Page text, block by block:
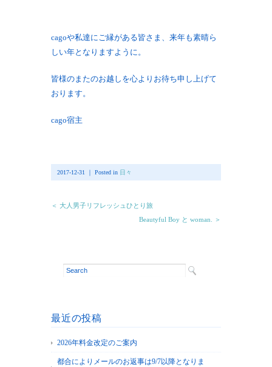
cagoや私達にご縁がある皆さま、来年も素晴ら
しい年となりますように。
皆様のまたのお越しを心よりお待ち申し上げて
おります。
cago宿主
2017-12-31 ｜ Posted in 日々
＜ 大人男子リフレッシュひとり旅
Beautyful Boy と woman. ＞
最近の投稿
2026年料金改定のご案内
都合によりメールのお返事は9/7以降となりま